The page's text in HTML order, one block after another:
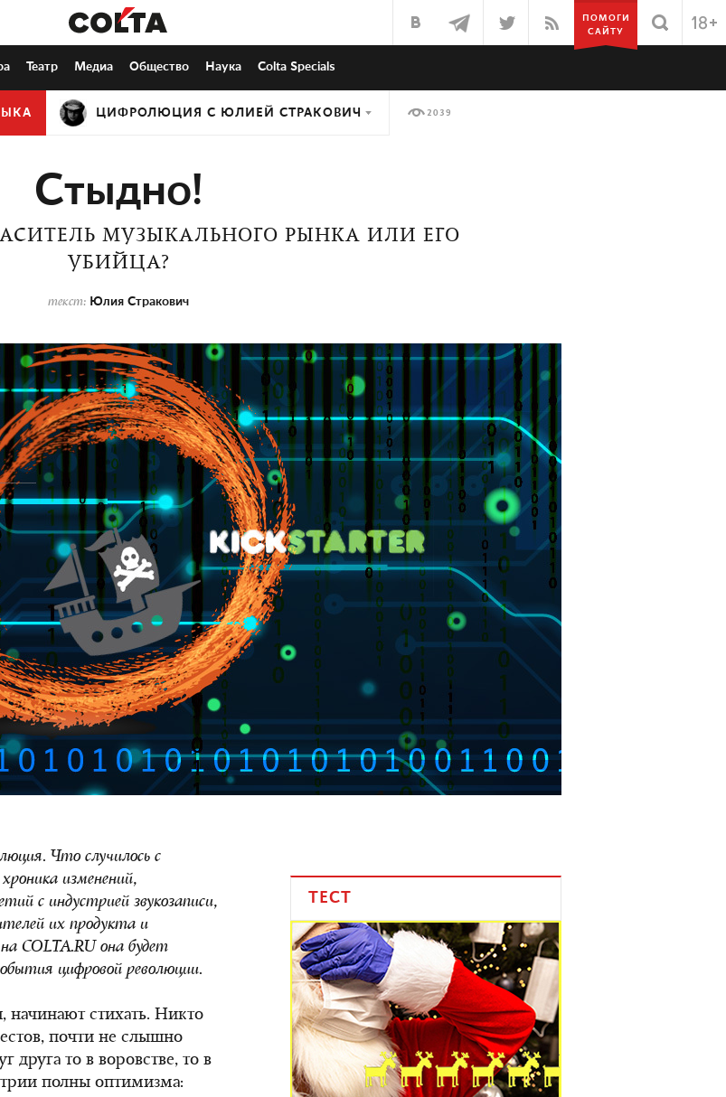
ПОМОГИ
САЙТУ
Театр Медиа Общество Наука Colta Specials
ЦИФРОЛЮЦИЯ С ЮЛИЕЙ СТРАКОВИЧ 2039
Стыдно!
МУЗЫКАЛЬНОГО РЫНКА ИЛИ ЕГО
УБИЙЦА?
текст: Юлия Стракович
Что случилось с
изменений,
с индустрией звукозаписи,
их продукта и
COLTA.RU она будет
цифровой революции.
начинают стихать. Никто
почти не слышно
друга то в воровстве, то в
полны оптимизма:
ТЕСТ